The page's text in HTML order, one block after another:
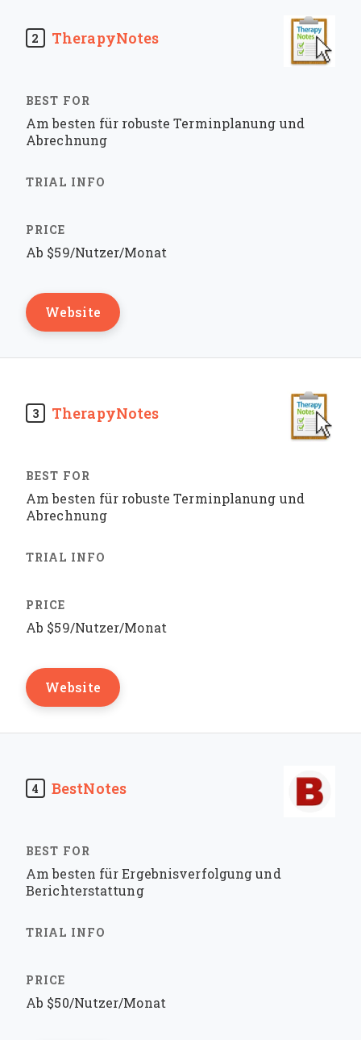
2 TherapyNotes
Am besten für robuste Terminplanung und
Abrechnung
Ab $59/Nutzer/Monat
Website
3 TherapyNotes
Am besten für robuste Terminplanung und
Abrechnung
Ab $59/Nutzer/Monat
Website
4 BestNotes
Am besten für Ergebnisverfolgung und
Berichterstattung
Ab $50/Nutzer/Monat